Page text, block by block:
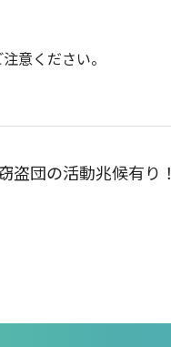
意ください。
盗団の活動兆候有り！